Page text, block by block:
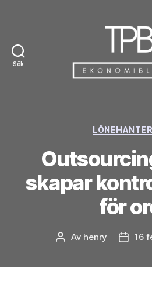
Sök
skapar
för
Inläggsförfattare
Av henry 16